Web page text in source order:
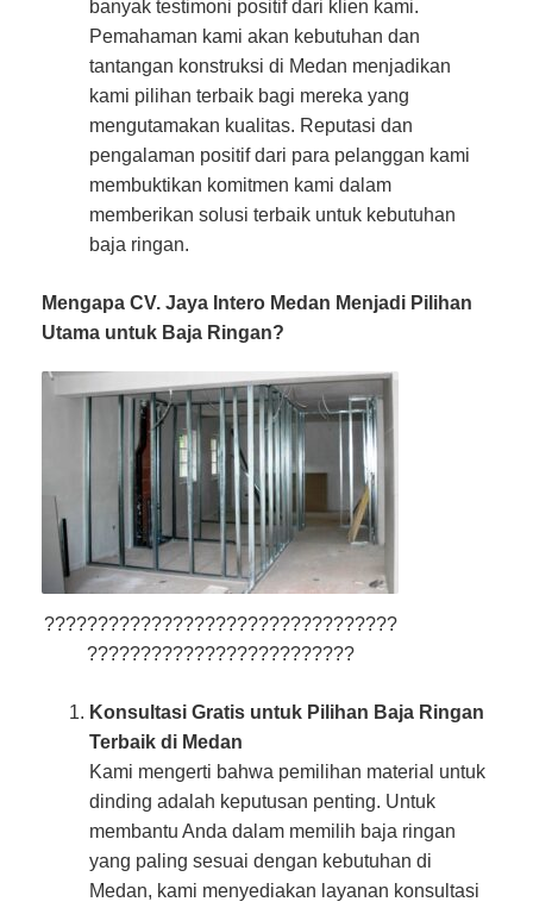
banyak testimoni positif dari klien kami.
Pemahaman kami akan kebutuhan dan
tantangan konstruksi di Medan menjadikan
kami pilihan terbaik bagi mereka yang
mengutamakan kualitas. Reputasi dan
pengalaman positif dari para pelanggan kami
membuktikan komitmen kami dalam
memberikan solusi terbaik untuk kebutuhan
baja ringan.
Mengapa CV. Jaya Intero Medan Menjadi Pilihan
Utama untuk Baja Ringan?
?????????????????????????????????
?????????????????????????
Konsultasi Gratis untuk Pilihan Baja Ringan
Terbaik di Medan
Kami mengerti bahwa pemilihan material untuk
dinding adalah keputusan penting. Untuk
membantu Anda dalam memilih baja ringan
yang paling sesuai dengan kebutuhan di
Medan, kami menyediakan layanan konsultasi